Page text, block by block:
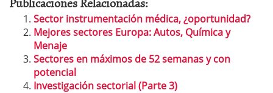
Sector instrumentación médica, ¿oportunidad?
Mejores sectores Europa: Autos, Química y
Menaje
Sectores en máximos de 52 semanas y con
potencial
Investigación sectorial (Parte 3)